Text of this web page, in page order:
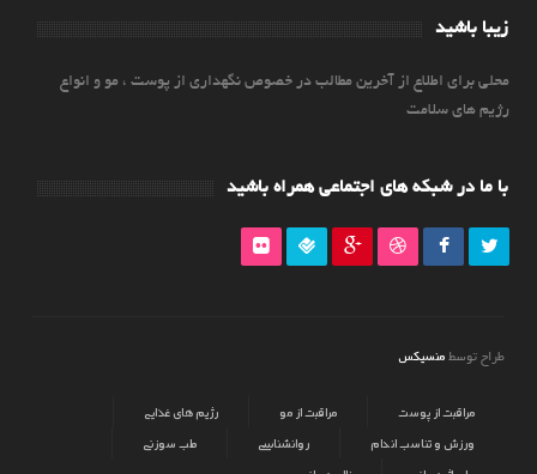
زیبا باشید
محلی برای اطلاع از آخرین مطالب در خصوص نگهداری از پوست ، مو و انواع
رژیم های سلامت
با ما در شبکه های اجتماعی همراه باشید
طراح توسط منسیکس
مراقبت از پوست مراقبت از مو
رژیم های غذایی
ورزش و تناسب اندام
روانشناسی
طب سوزنی